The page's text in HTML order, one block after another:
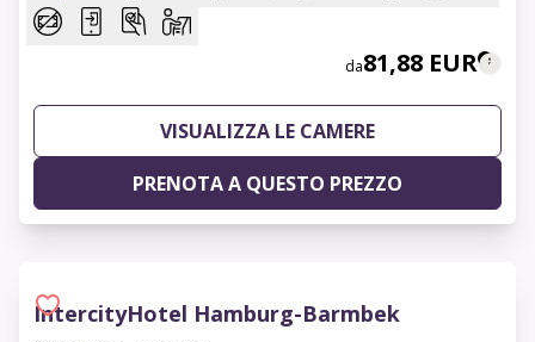
da81,88 EUR
VISUALIZZA LE CAMERE
PRENOTA A QUESTO PREZZO
IntercityHotel Hamburg-Barmbek